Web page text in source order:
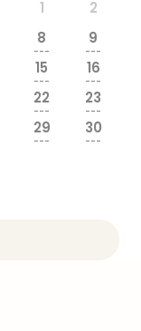
1
2
8
---
9
---
15
---
16
---
22
---
23
---
29
---
30
---